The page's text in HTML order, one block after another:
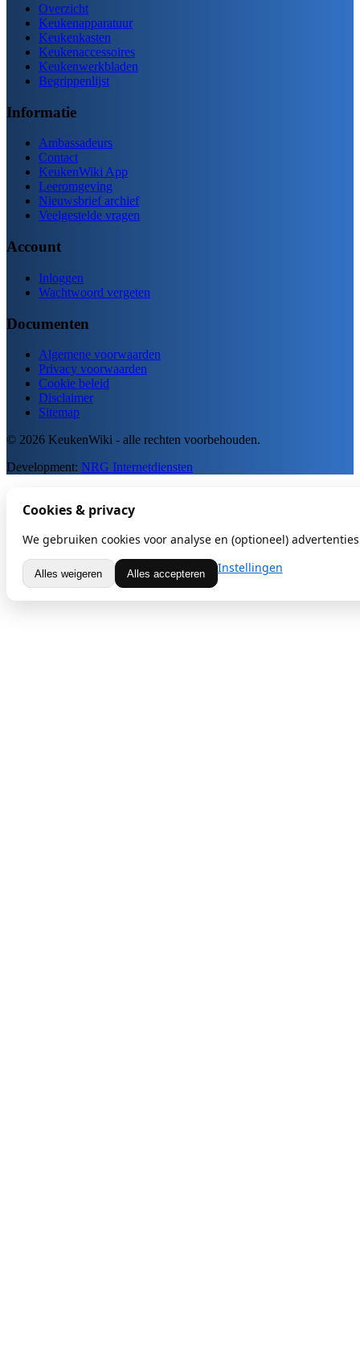
Overzicht
Keukenapparatuur
Keukenkasten
Keukenaccessoires
Keukenwerkbladen
Begrippenlijst
Informatie
Ambassadeurs
Contact
KeukenWiki App
Leeromgeving
Nieuwsbrief archief
Veelgestelde vragen
Account
Inloggen
Wachtwoord vergeten
Documenten
Algemene voorwaarden
Privacy voorwaarden
Cookie beleid
Disclaimer
Sitemap
© 2026 KeukenWiki - alle rechten voorbehouden.
Development: NRG Internetdiensten
Cookies & privacy
We gebruiken cookies voor analyse en (optioneel)
Alles weigeren Alles accepteren Instellingen